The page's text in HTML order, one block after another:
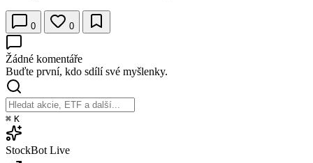
0 0
Žádné komentáře
Buďte první, kdo sdílí své myšlenky.
⌘ K
StockBot Live